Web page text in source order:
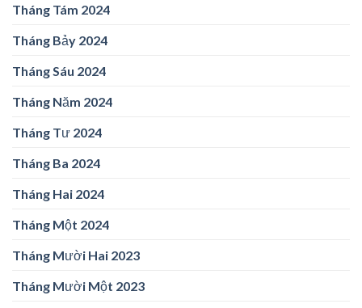
Tháng Tám 2024
Tháng Bảy 2024
Tháng Sáu 2024
Tháng Năm 2024
Tháng Tư 2024
Tháng Ba 2024
Tháng Hai 2024
Tháng Một 2024
Tháng Mười Hai 2023
Tháng Mười Một 2023